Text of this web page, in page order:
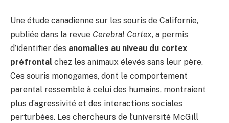
Une étude canadienne sur les souris de Californie,
publiée dans la revue Cerebral Cortex, a permis
d’identifier des anomalies au niveau du cortex
préfrontal chez les animaux élevés sans leur père.
Ces souris monogames, dont le comportement
parental ressemble à celui des humains, montraient
plus d’agressivité et des interactions sociales
perturbées. Les chercheurs de l’université McGill